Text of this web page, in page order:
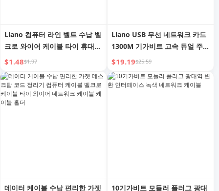
Llano 컴퓨터 라인 벨트 수납 벨
크로 와이어 케이블 타이 휴대폰
데이터 케이블 와인더 전원 코드
케이블 타이 번들 헤드셋 케이블
네트워크 케이블 수납 후크 앤
루프 패스너
$1.48$1.97
Llano USB 무선 네트워크 카드
1300M 기가비트 고속 듀얼 주파
수 Wi-Fi 데스크탑 노트북 호스
트 외부 인터넷 액세스 수신기
및 송신기 연결 핫스팟 드라이버
$19.19$25.59
데이터 케이블 수납 편리한 가젯
10기가비트 모듈러 플러그 광대